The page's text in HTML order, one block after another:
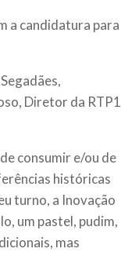
a candidatura para
Diretor da RTP1
consumir e/ou de
históricas
turno, a Inovação
um pastel, pudim,
mas